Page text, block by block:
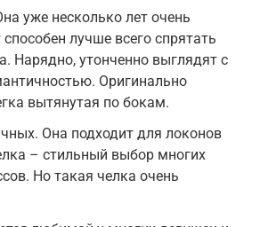
уже несколько лет очень
лучше всего спрятать
Нарядно, утонченно выглядят с
Оригинально
вытянутая по бокам.
Она подходит для локонов
– стильный выбор многих
Но такая челка очень